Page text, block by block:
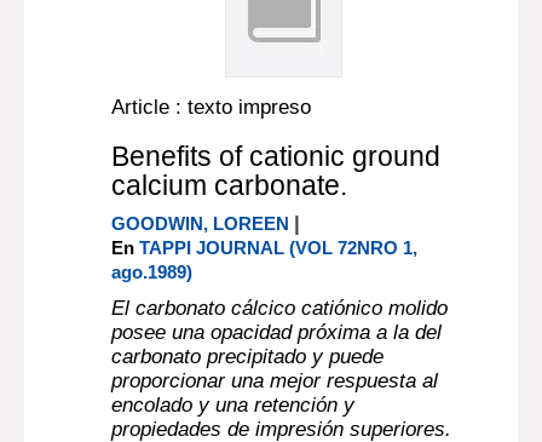
Article : texto impreso
Benefits of cationic ground
calcium carbonate.
GOODWIN, LOREEN |
EnTAPPI JOURNAL (VOL 72NRO 1,
ago.1989)
El carbonato cálcico catiónico molido
posee una opacidad próxima a la del
carbonato precipitado y puede
proporcionar una mejor respuesta al
encolado y una retención y
propiedades de impresión superiores.